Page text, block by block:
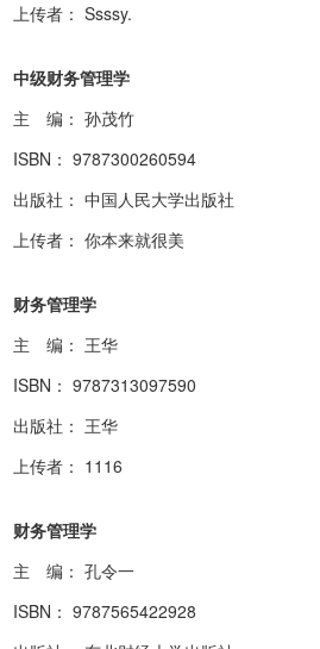
上传者： Ssssy.
中级财务管理学
主 编： 孙茂竹
ISBN： 9787300260594
出版社： 中国人民大学出版社
上传者： 你本来就很美
财务管理学
主 编： 王华
ISBN： 9787313097590
出版社： 王华
上传者： 1116
财务管理学
主 编： 孔令一
ISBN： 9787565422928